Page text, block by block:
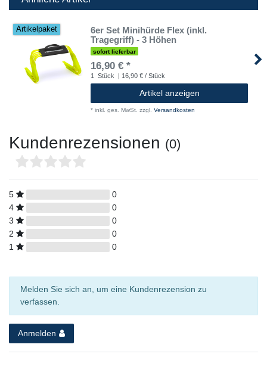
Artikelpaket
6er Set Minihürde Flex (inkl.
Tragegriff) - 3 Höhen
sofort lieferbar
16,90 € *
1 Stück | 16,90 € / Stück
Artikel anzeigen
* inkl. ges. MwSt. zzgl. Versandkosten
Kundenrezensionen (0)
5
0
4
0
3
0
2
0
1
0
Melden Sie sich an, um eine Kundenrezension zu
verfassen.
Anmelden